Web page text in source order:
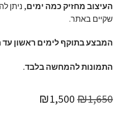
העיצוב מחזיק כמה ימים, ניתן
שקיים באתר.
המבצע בתוקף לימים ראשון עד
התמונות להמחשה בלבד.
₪1,650
המחיר
₪1,500